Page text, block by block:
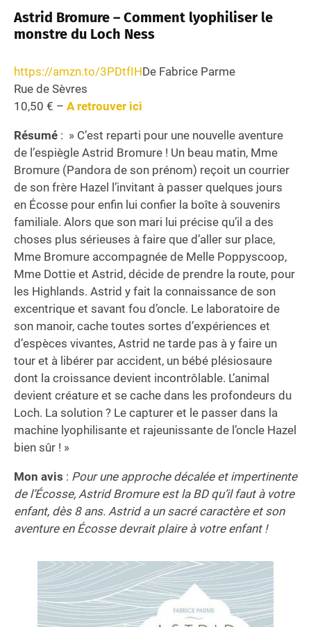
Astrid Bromure – Comment lyophiliser le
monstre du Loch Ness
https://amzn.to/3PDtfIHDe Fabrice Parme
Rue de Sèvres
10,50 € – A retrouver ici
Résumé : » C’est reparti pour une nouvelle aventure
de l’espiègle Astrid Bromure ! Un beau matin, Mme
Bromure (Pandora de son prénom) reçoit un courrier
de son frère Hazel l’invitant à passer quelques jours
en Écosse pour enfin lui confier la boîte à souvenirs
familiale. Alors que son mari lui précise qu’il a des
choses plus sérieuses à faire que d’aller sur place,
Mme Bromure accompagnée de Melle Poppyscoop,
Mme Dottie et Astrid, décide de prendre la route, pour
les Highlands. Astrid y fait la connaissance de son
excentrique et savant fou d’oncle. Le laboratoire de
son manoir, cache toutes sortes d’expériences et
d’espèces vivantes, Astrid ne tarde pas à y faire un
tour et à libérer par accident, un bébé plésiosaure
dont la croissance devient incontrôlable. L’animal
devient créature et se cache dans les profondeurs du
Loch. La solution ? Le capturer et le passer dans la
machine lyophilisante et rajeunissante de l’oncle Hazel
bien sûr ! »
Mon avis : Pour une approche décalée et impertinente
de l’Écosse, Astrid Bromure est la BD qu’il faut à votre
enfant, dès 8 ans. Astrid a un sacré caractère et son
aventure en Écosse devrait plaire à votre enfant !